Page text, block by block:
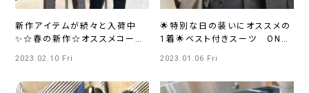
新作アイテムが続々と入荷中
✨☆春の新作☆オススメコーデ
2023.02.10 Fri
🌟特別な日の装いにオススメの
1着🌟ベスト付きスーツ ONLY
2023.01.06 Fri